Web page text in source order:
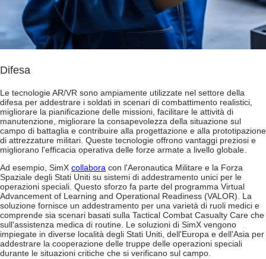
Difesa
Le tecnologie AR/VR sono ampiamente utilizzate nel settore della
difesa per addestrare i soldati in scenari di combattimento realistici,
migliorare la pianificazione delle missioni, facilitare le attività di
manutenzione, migliorare la consapevolezza della situazione sul
campo di battaglia e contribuire alla progettazione e alla prototipazione
di attrezzature militari. Queste tecnologie offrono vantaggi preziosi e
migliorano l'efficacia operativa delle forze armate a livello globale.
Ad esempio, SimX collabora con l'Aeronautica Militare e la Forza
Spaziale degli Stati Uniti su sistemi di addestramento unici per le
operazioni speciali. Questo sforzo fa parte del programma Virtual
Advancement of Learning and Operational Readiness (VALOR). La
soluzione fornisce un addestramento per una varietà di ruoli medici e
comprende sia scenari basati sulla Tactical Combat Casualty Care che
sull'assistenza medica di routine. Le soluzioni di SimX vengono
impiegate in diverse località degli Stati Uniti, dell'Europa e dell'Asia per
addestrare la cooperazione delle truppe delle operazioni speciali
durante le situazioni critiche che si verificano sul campo.